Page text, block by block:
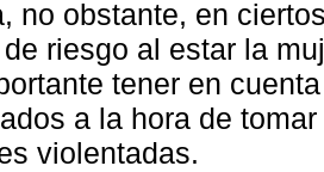
no obstante, en
riesgo al estar la
tener en
a la hora de
violentadas.